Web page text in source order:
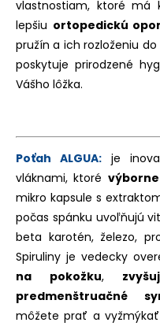
vlastnostiam, ktoré má
lepšiu ortopedickú
pružín a ich rozloženiu do
poskytuje prirodzené
Vášho lôžka.
Poťah ALGUA:je
vláknami, ktoré
mikro kapsule s
počas spánku uvoľňujú
beta karotén, železo,
Spiruliny je vedecky
na pokožku,
predmenštruačné
môžete prať a